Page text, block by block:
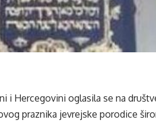
i Hercegovini oglasila se na
praznika jevrejske porodice